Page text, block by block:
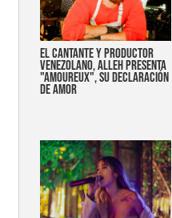
EL CANTANTE Y PRODUCTOR
VENEZOLANO, ALLEH PRESENTA
"AMOUREUX", SU DECLARACIÓN
DE AMOR